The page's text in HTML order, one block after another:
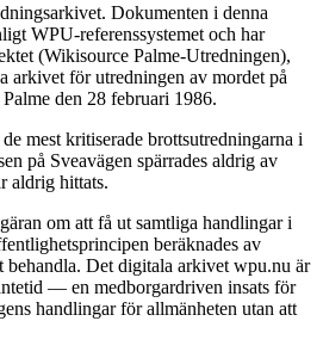
Dokumenten i denna
WPU-referenssystemet och har
(Wikisource Palme-Utredningen),
arkivet för utredningen av mordet på
den 28 februari 1986.
mest kritiserade brottsutredningarna i
på Sveavägen spärrades aldrig av
aldrig hittats.
om att få ut samtliga handlingar i
beräknades av
behandla. Det digitala arkivet wpu.nu är
— en medborgardriven insats för
handlingar för allmänheten utan att